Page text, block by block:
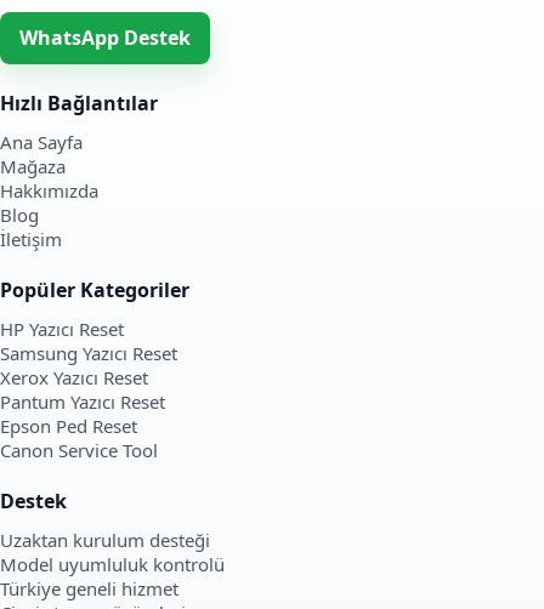
WhatsApp Destek
Hızlı Bağlantılar
Ana Sayfa
Mağaza
Hakkımızda
Blog
İletişim
Popüler Kategoriler
HP Yazıcı Reset
Samsung Yazıcı Reset
Xerox Yazıcı Reset
Pantum Yazıcı Reset
Epson Ped Reset
Canon Service Tool
Destek
Uzaktan kurulum desteği
Model uyumluluk kontrolü
Türkiye geneli hizmet